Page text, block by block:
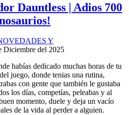
Dauntless | Adios 700
Y
Diciembre del 2025
habías dedicado muchas horas de tu
juego, donde tenias una rutina,
con gente que también le gustaba
los días, competías, peleabas y al
momento, duele y deja un vacío
de la vida al perder a alguien.